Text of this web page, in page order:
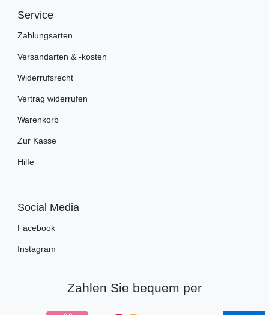
Service
Zahlungsarten
Versandarten & -kosten
Widerrufsrecht
Vertrag widerrufen
Warenkorb
Zur Kasse
Hilfe
Social Media
Facebook
Instagram
Zahlen Sie bequem per